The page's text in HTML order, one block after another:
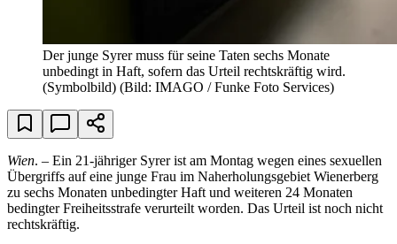
Der junge Syrer muss für seine Taten sechs Monate
unbedingt in Haft, sofern das Urteil rechtskräftig wird.
(Symbolbild) (Bild: IMAGO / Funke Foto Services)
Wien. – Ein 21-jähriger Syrer ist am Montag wegen eines sexuellen
Übergriffs auf eine junge Frau im Naherholungsgebiet Wienerberg
zu sechs Monaten unbedingter Haft und weiteren 24 Monaten
bedingter Freiheitsstrafe verurteilt worden. Das Urteil ist noch nicht
rechtskräftig.